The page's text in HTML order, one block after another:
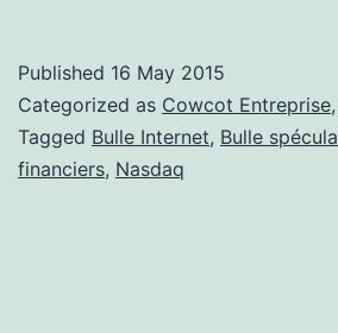
t-
il
une
Published 16 May 2015
Categorized as Cowcot Entreprise,
Tagged Bulle Internet, Bulle
financiers, Nasdaq